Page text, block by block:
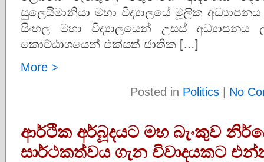
සුලෙයිමානියා මහා විද්‍යාලයේ මූලික
සිංහල මහා විද්‍යාලයෙන් උසස් අධ්‍යාපනය
කොට්ඨාශයෙන් එක්සත් ජාතික […]
More >
Posted in Politics | No
ආර්ථික අර්බූදයට මහ බැංකුව
සාර්ථකත්වය ගැන විවාදයකට